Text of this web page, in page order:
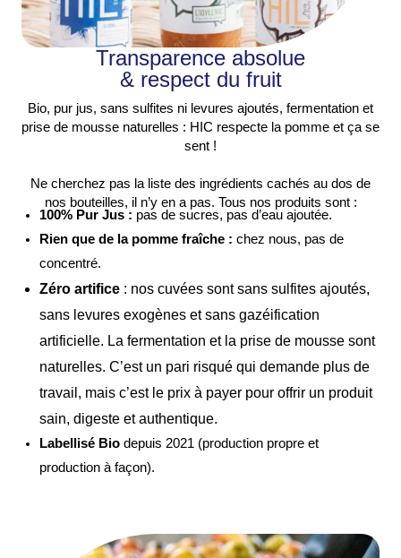
Transparence absolue
& respect du fruit
Bio, pur jus, sans sulfites ni levures ajoutés, fermentation et
prise de mousse naturelles : HIC respecte la pomme et ça se
sent !
Ne cherchez pas la liste des ingrédients cachés au dos de
nos bouteilles, il n’y en a pas. Tous nos produits sont :
100% Pur Jus : pas de sucres, pas d’eau ajoutée.
Rien que de la pomme fraîche : chez nous, pas de
concentré.
Zéro artifice : nos cuvées sont sans sulfites ajoutés,
sans levures exogènes et sans gazéification
artificielle. La fermentation et la prise de mousse sont
naturelles. C’est un pari risqué qui demande plus de
travail, mais c’est le prix à payer pour offrir un produit
sain, digeste et authentique.
Labellisé Bio depuis 2021 (production propre et
production à façon).